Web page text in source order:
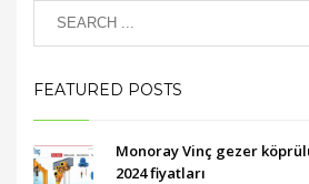
FEATURED POSTS
Monoray Vinç gezer
2024 fiyatları